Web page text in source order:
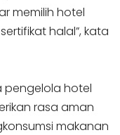
memilih hotel
halal”, kata
pengelola hotel
rasa aman
makanan